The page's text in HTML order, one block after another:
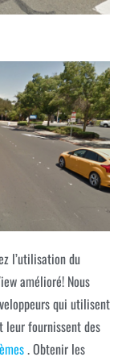
l’utilisation du
amélioré! Nous
qui utilisent
leur fournissent des
. Obtenir les